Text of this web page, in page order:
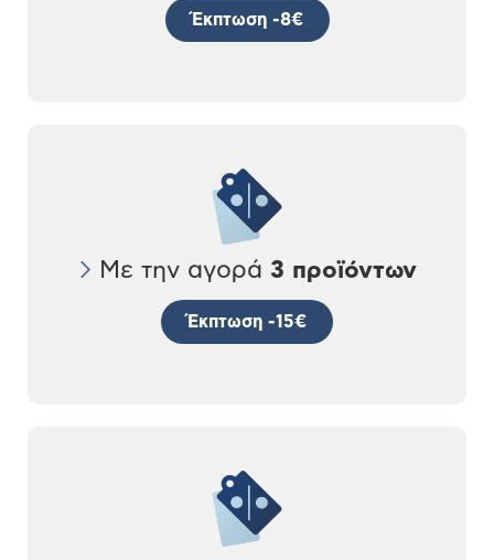
Έκπτωση -8€
Με την αγορά 3 προϊόντων
Έκπτωση -15€